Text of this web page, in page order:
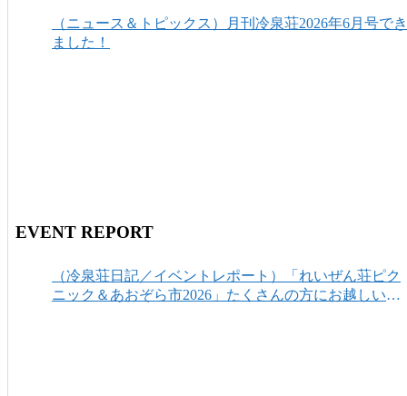
（ニュース＆トピックス）月刊冷泉荘2026年6月号でき
ました！
EVENT REPORT
（冷泉荘日記／イベントレポート）「れいぜん荘ピク
ニック＆あおぞら市2026」たくさんの方にお越しいた